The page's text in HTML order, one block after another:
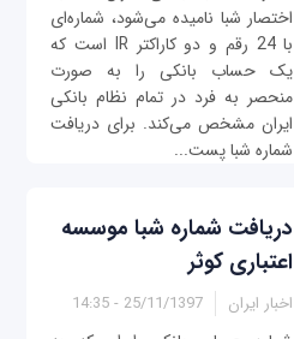
اختصار شبا نامیده می‌شود، شماره‌ای
با 24 رقم و دو کاراکتر IR است که
یک حساب بانکی را به صورت
منحصر به فرد در تمام نظام بانکی
ایران مشخص می‌کند. برای دریافت
شماره شبا پست...
دریافت شماره شبا موسسه
اعتباری کوثر
اخبار ایران 25/11/1397 - 14:35